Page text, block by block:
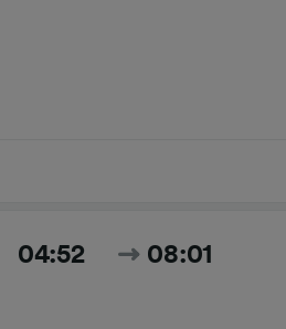
04:52 08:01